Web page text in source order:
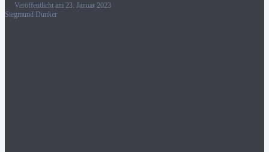
Veröffentlicht am 23. Januar 2023
Siegmund Dunker